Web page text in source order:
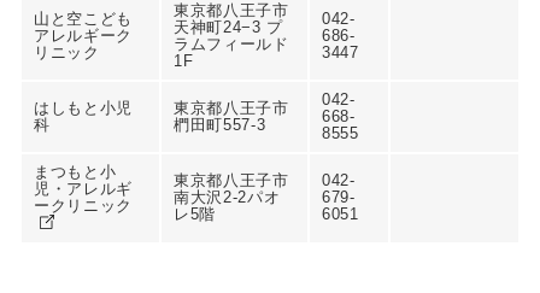
山と空こども
アレルギーク
リニック
東京都八王子市
天神町24−3 プ
ラムフィールド
1F
042-
686-
3447
はしもと小児
科
東京都八王子市
椚田町557-3
042-
668-
8555
まつもと小
児・アレルギ
ークリニック
東京都八王子市
南大沢2-2パオ
レ5階
042-
679-
6051